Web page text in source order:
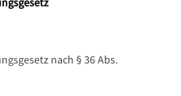
nach § 36 Abs.